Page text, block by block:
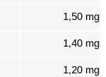
1,50 mg
1,40 mg
1,20 mg